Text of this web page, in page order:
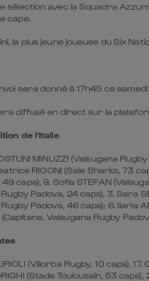
sélection avec la Squadra
cape.
la plus jeune joueuse du Six
sera donné à 17h45 ce
diffusé en direct sur la
de l'Italie
MINUZZI (Valsugana
RIGONI (Sale Sharks, 73
caps), 9.⁠ ⁠Sofia STEFAN
Padova, 24 caps), 3.⁠ ⁠Sara
Padova, 46 caps); 6.⁠ ⁠Ilaria
(Capitana, Valsugana Rugby
(Villorba Rugby, 10 caps),
(Stade Toulousain, 53